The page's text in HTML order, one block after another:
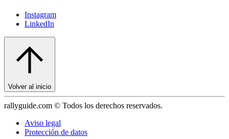
Instagram
LinkedIn
Volver al inicio
rallyguide.com © Todos los derechos reservados.
Aviso legal
Protección de datos